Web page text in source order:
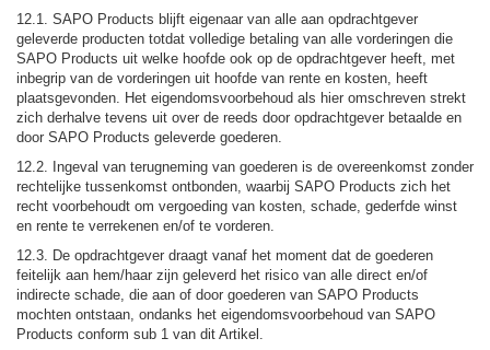
12.1. SAPO Products blijft eigenaar van alle aan opdrachtgever
geleverde producten totdat volledige betaling van alle vorderingen die
SAPO Products uit welke hoofde ook op de opdrachtgever heeft, met
inbegrip van de vorderingen uit hoofde van rente en kosten, heeft
plaatsgevonden. Het eigendomsvoorbehoud als hier omschreven strekt
zich derhalve tevens uit over de reeds door opdrachtgever betaalde en
door SAPO Products geleverde goederen.
12.2. Ingeval van terugneming van goederen is de overeenkomst zonder
rechtelijke tussenkomst ontbonden, waarbij SAPO Products zich het
recht voorbehoudt om vergoeding van kosten, schade, gederfde winst
en rente te verrekenen en/of te vorderen.
12.3. De opdrachtgever draagt vanaf het moment dat de goederen
feitelijk aan hem/haar zijn geleverd het risico van alle direct en/of
indirecte schade, die aan of door goederen van SAPO Products
mochten ontstaan, ondanks het eigendomsvoorbehoud van SAPO
Products conform sub 1 van dit Artikel.